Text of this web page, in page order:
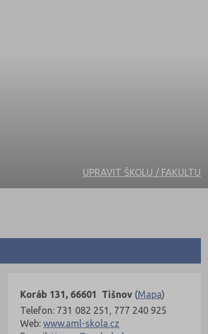
UPRAVIT ŠKOLU / FAKULTU
Koráb 131, 66601 Tišnov (Mapa)
Telefon: 731 082 251, 777 240 925
Web: www.aml-skola.cz